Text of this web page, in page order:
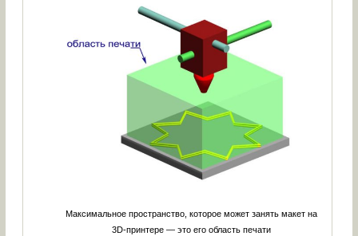
Максимальное пространство, которое может занять макет на
3D-принтере — это его область печати